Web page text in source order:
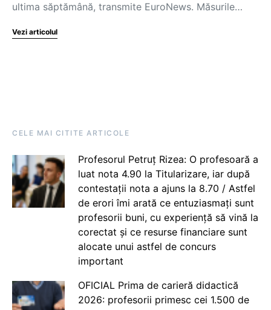
ultima săptămână, transmite EuroNews. Măsurile…
Vezi articolul
CELE MAI CITITE ARTICOLE
Profesorul Petruț Rizea: O profesoară a
luat nota 4.90 la Titularizare, iar după
contestații nota a ajuns la 8.70 / Astfel
de erori îmi arată ce entuziasmați sunt
profesorii buni, cu experiență să vină la
corectat și ce resurse financiare sunt
alocate unui astfel de concurs
important
OFICIAL Prima de carieră didactică
2026: profesorii primesc cei 1.500 de